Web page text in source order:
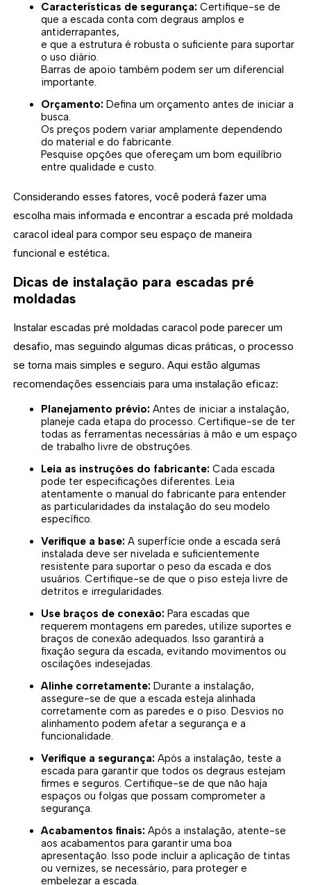
Características de segurança: Certifique-se de
que a escada conta com degraus amplos e
antiderrapantes,
e que a estrutura é robusta o suficiente para suportar
o uso diário.
Barras de apoio também podem ser um diferencial
importante.
Orçamento: Defina um orçamento antes de iniciar a
busca.
Os preços podem variar amplamente dependendo
do material e do fabricante.
Pesquise opções que ofereçam um bom equilíbrio
entre qualidade e custo.
Considerando esses fatores, você poderá fazer uma
escolha mais informada e encontrar a escada pré moldada
caracol ideal para compor seu espaço de maneira
funcional e estética.
Dicas de instalação para escadas pré
moldadas
Instalar escadas pré moldadas caracol pode parecer um
desafio, mas seguindo algumas dicas práticas, o processo
se torna mais simples e seguro. Aqui estão algumas
recomendações essenciais para uma instalação eficaz:
Planejamento prévio: Antes de iniciar a instalação,
planeje cada etapa do processo. Certifique-se de ter
todas as ferramentas necessárias à mão e um espaço
de trabalho livre de obstruções.
Leia as instruções do fabricante: Cada escada
pode ter especificações diferentes. Leia
atentamente o manual do fabricante para entender
as particularidades da instalação do seu modelo
específico.
Verifique a base: A superfície onde a escada será
instalada deve ser nivelada e suficientemente
resistente para suportar o peso da escada e dos
usuários. Certifique-se de que o piso esteja livre de
detritos e irregularidades.
Use braços de conexão: Para escadas que
requerem montagens em paredes, utilize suportes e
braços de conexão adequados. Isso garantirá a
fixação segura da escada, evitando movimentos ou
oscilações indesejadas.
Alinhe corretamente: Durante a instalação,
assegure-se de que a escada esteja alinhada
corretamente com as paredes e o piso. Desvios no
alinhamento podem afetar a segurança e a
funcionalidade.
Verifique a segurança: Após a instalação, teste a
escada para garantir que todos os degraus estejam
firmes e seguros. Certifique-se de que não haja
espaços ou folgas que possam comprometer a
segurança.
Acabamentos finais: Após a instalação, atente-se
aos acabamentos para garantir uma boa
apresentação. Isso pode incluir a aplicação de tintas
ou vernizes, se necessário, para proteger e
embelezar a escada.